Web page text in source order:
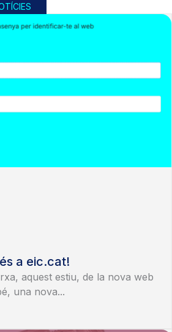
a eic.cat!
aquest estiu, de la nova web
una nova...